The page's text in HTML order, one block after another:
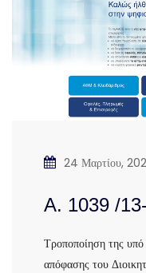
24 Μαρτίου,
Α. 1039 /
Τροποποίηση της
απόφασης του